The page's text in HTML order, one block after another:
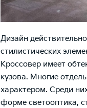
Дизайн
стилистических
Кроссовер имеет
кузова. Многие
характером. Среди
форме светооптика,